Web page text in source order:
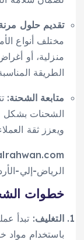
تقديم حلول
مختلف أنواع
منزلية، أو
الطريقة
متابعة الشحنة:
الشحنات بشكل
ويعزز ثقة
الرياض-إلي-
خطوات
التغليف: تبدأ
باستخدام مواد